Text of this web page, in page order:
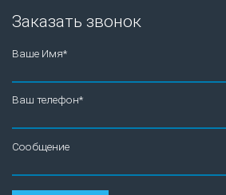
Заказать звонок
Ваше Имя*
Ваш телефон*
Сообщение